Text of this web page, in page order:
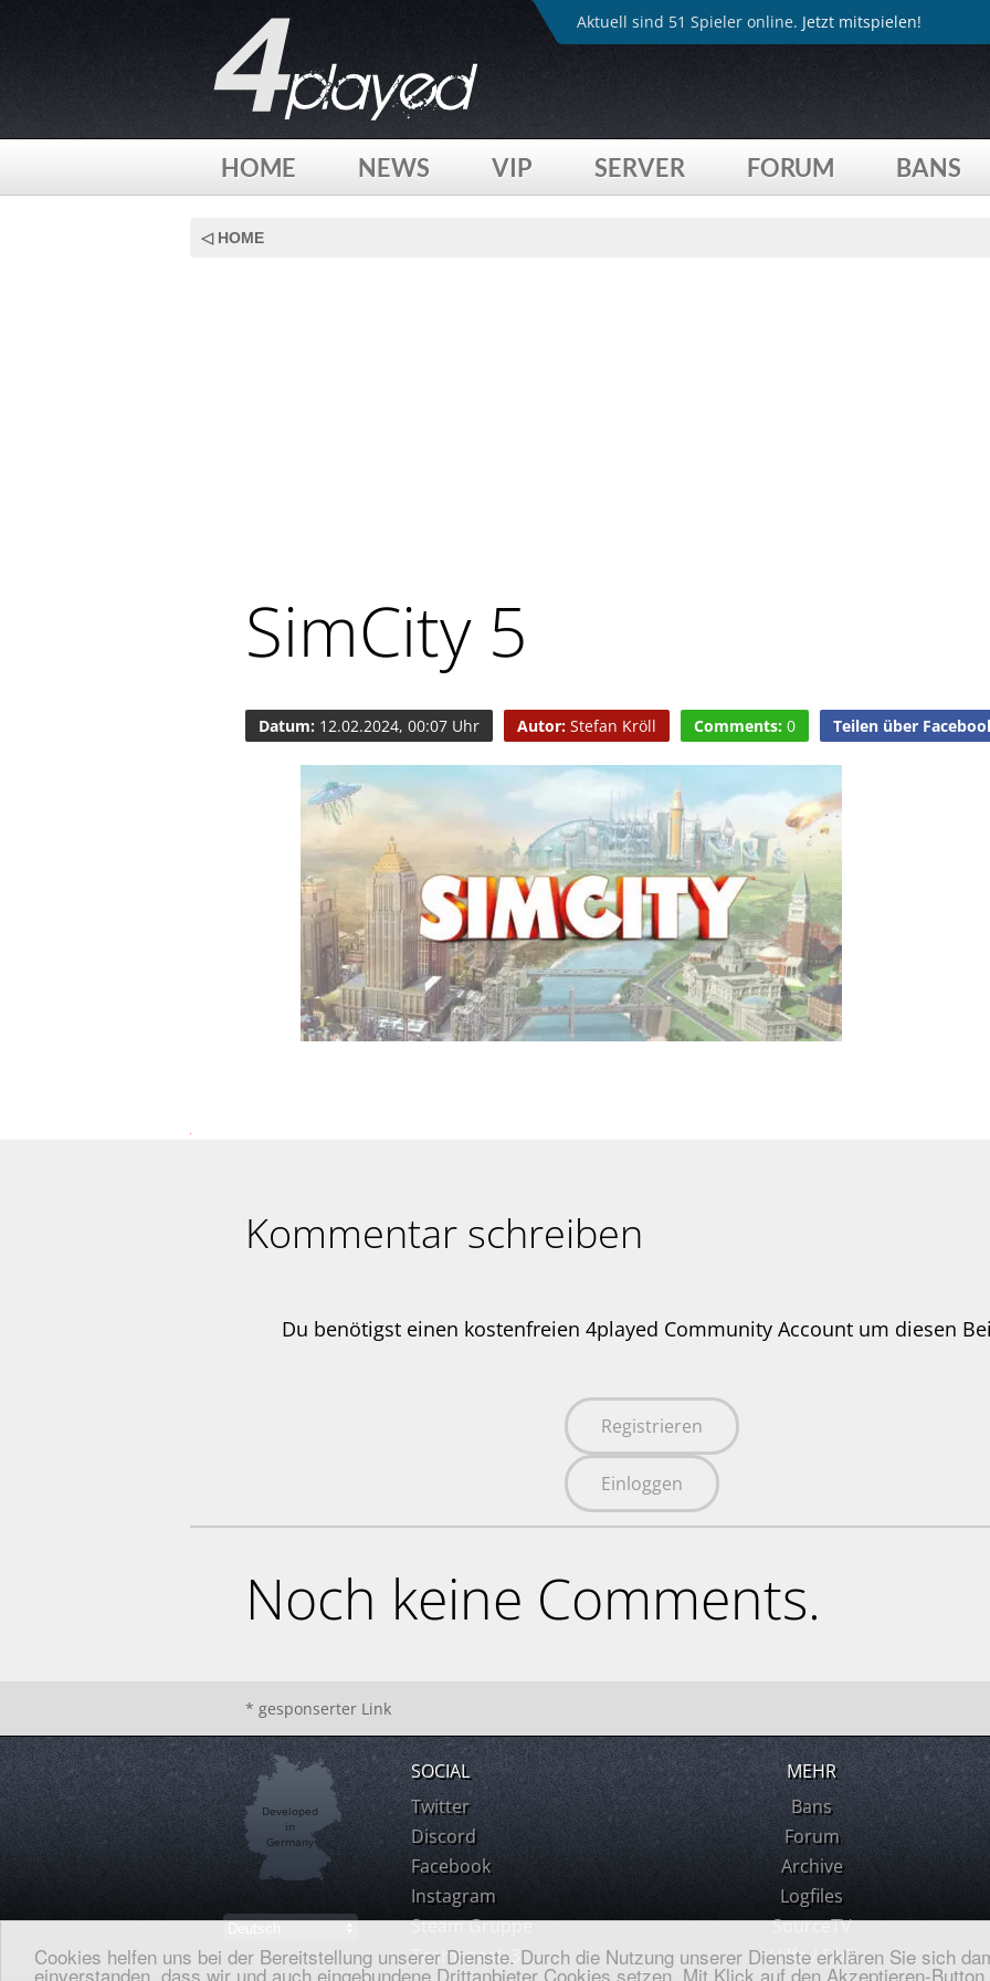
Cookies helfen uns bei der Bereitstellung unserer Dienste. Durch die Nutzung unserer Dienste erklären Sie sich
einverstanden, dass wir und auch eingebundene Drittanbieter Cookies setzen. Mit Klick auf den Akzeptieren-
Aktuell sind 51 Spieler online. Jetzt mitspielen!
HOME NEWS VIP SERVER FORUM BANS
◁ HOME
SimCity 5
Datum: 12.02.2024, 00:07 Uhr Autor: Stefan Kröll Comments: 0 Teilen über
Kommentar schreiben
Du benötigst einen kostenfreien 4played Community Account um diesen
Registrieren
Einloggen
Noch keine Comments.
* gesponserter Link
Developed
in
Germany
SOCIAL
Twitter
Discord
Facebook
Instagram
Steam Gruppe
Teamspeak 3
MEHR
Bans
Forum
Archive
Logfiles
SourceTV
Hilfe / FAQ